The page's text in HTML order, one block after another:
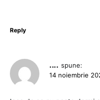
Reply
.... spune:
14 noiembrie